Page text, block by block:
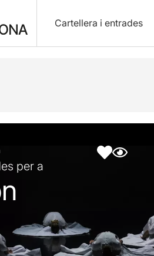
Cartellera i entrades
artística Fotos i vídeos
per a